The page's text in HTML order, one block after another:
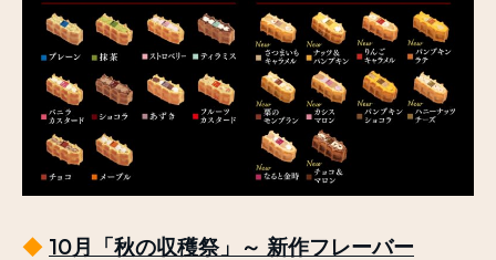
◆ 10月「秋の収穫祭」～ 新作フレーバー